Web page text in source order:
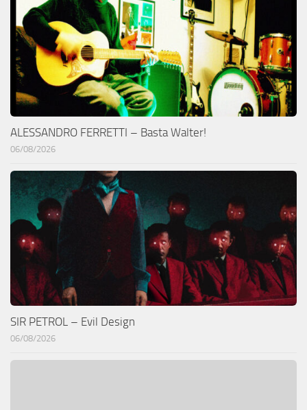
ALESSANDRO FERRETTI – Basta Walter!
06/08/2026
SIR PETROL – Evil Design
06/08/2026